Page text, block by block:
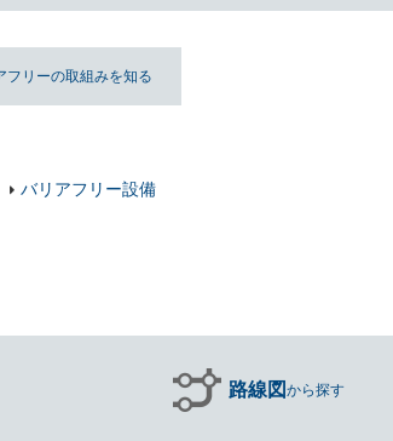
フリーの取組みを知る
バリアフリー設備
路線図 から探す